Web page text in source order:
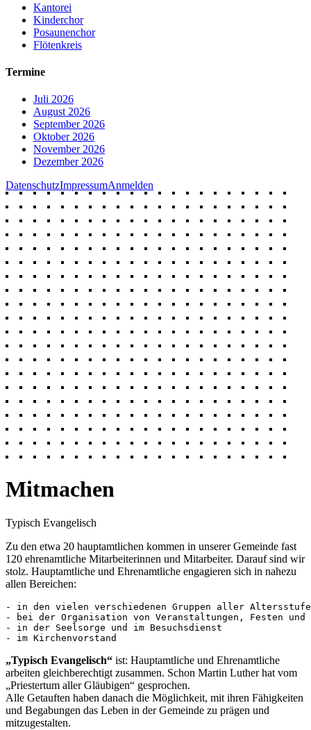
Kantorei
Kinderchor
Posaunenchor
Flötenkreis
Termine
Juli 2026
August 2026
September 2026
Oktober 2026
November 2026
Dezember 2026
DatenschutzImpressumAnmelden
Mitmachen
Typisch Evangelisch
Zu den etwa 20 hauptamtlichen kommen in unserer Gemeinde fast
120 ehrenamtliche Mitarbeiterinnen und Mitarbeiter. Darauf sind wir
stolz. Hauptamtliche und Ehrenamtliche engagieren sich in nahezu
allen Bereichen:
- in den vielen verschiedenen Gruppen aller
- bei der Organisation von Veranstaltungen, Festen
- in der Seelsorge und im Besuchsdienst
„Typisch Evangelisch“ ist: Hauptamtliche und Ehrenamtliche
arbeiten gleichberechtigt zusammen. Schon Martin Luther hat vom
„Priestertum aller Gläubigen“ gesprochen.
Alle Getauften haben danach die Möglichkeit, mit ihren Fähigkeiten
und Begabungen das Leben in der Gemeinde zu prägen und
mitzugestalten.